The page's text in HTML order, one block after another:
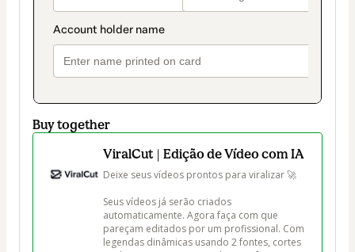
Buy together
ViralCut | Edição de Vídeo com IA
Deixe seus vídeos prontos para viralizar 🚀
Seus vídeos já serão criados
automaticamente. Agora faça com que
pareçam editados por um profissional. Com
legendas dinâmicas usando 2 fontes, cortes